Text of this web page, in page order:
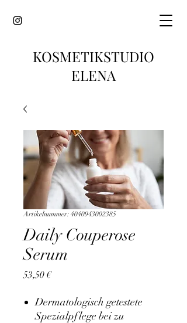
KOSMETIKSTUDIO
ELENA
Artikelnummer: 4040943002385
Daily Couperose
Serum
53,50 €Preis
Dermatologisch getestete
Spezialpflege bei zu